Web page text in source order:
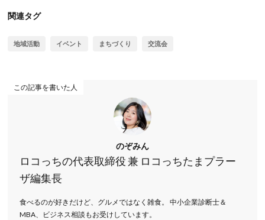
関連タグ
地域活動 イベント まちづくり 交流会
この記事を書いた人
のぞみん
ロコっちの代表取締役 兼 ロコっちたまプラー
ザ編集長
食べるのが好きだけど、グルメではなく雑食。 中小企業診断士＆
MBA、ビジネス相談もお受けしています。